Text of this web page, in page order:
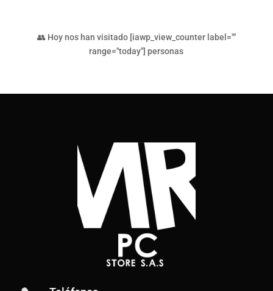
👥 Hoy nos han visitado [iawp_view_counter label=""
range="today"] personas